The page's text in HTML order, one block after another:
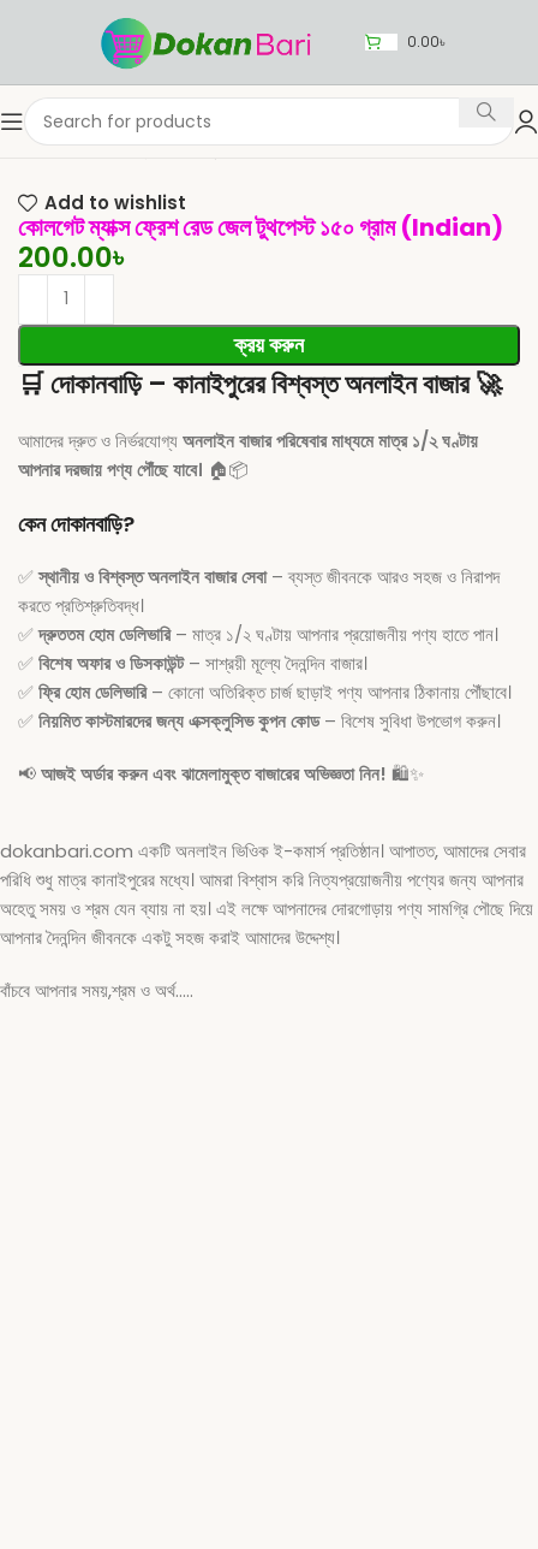
0.00৳
Home শরীলের যন্ত্র দাঁতের যত্ন
Add to wishlist
কোলগেট ম্যাক্স ফ্রেশ রেড জেল টুথপেস্ট ১৫০ গ্রাম (Indian)
200.00৳
ক্রয় করুন
🛒দোকানবাড়ি – কানাইপুরের বিশ্বস্ত অনলাইন বাজার🚀
আমাদের দ্রুত ও নির্ভরযোগ্যঅনলাইন বাজার পরিষেবার মাধ্যমে মাত্র ১/২ ঘণ্টায়
আপনার দরজায় পণ্য পৌঁছে যাবে। 🏠📦
কেন দোকানবাড়ি?
✅স্থানীয় ও বিশ্বস্ত অনলাইন বাজার সেবা– ব্যস্ত জীবনকে আরও সহজ ও নিরাপদ
করতে প্রতিশ্রুতিবদ্ধ।
✅দ্রুততম হোম ডেলিভারি– মাত্র ১/২ ঘণ্টায় আপনার প্রয়োজনীয় পণ্য হাতে পান।
✅ বিশেষ অফার ও ডিসকাউন্ট– সাশ্রয়ী মূল্যে দৈনন্দিন বাজার।
✅ ফ্রি হোম ডেলিভারি– কোনো অতিরিক্ত চার্জ ছাড়াই পণ্য আপনার ঠিকানায় পৌঁছাবে।
✅ নিয়মিত কাস্টমারদের জন্য এক্সক্লুসিভ কুপন কোড– বিশেষ সুবিধা উপভোগ করুন।
📢আজই অর্ডার করুন এবং ঝামেলামুক্ত বাজারের অভিজ্ঞতা নিন! 🛍️✨
dokanbari.com একটি অনলাইন ভিওিক ই-কমার্স প্রতিষ্ঠান। আপাতত, আমাদের সেবার
পরিধি শুধু মাত্র কানাইপুরের মধ্যে। আমরা বিশ্বাস করি নিত্যপ্রয়োজনীয় পণ্যের জন্য আপনার
অহেতু সময় ও শ্রম যেন ব্যায় না হয়। এই লক্ষে আপনাদের দোরগোড়ায় পণ্য সামগ্রি পৌছে দিয়ে
আপনার দৈনন্দিন জীবনকে একটু সহজ করাই আমাদের উদ্দেশ্য।
বাঁচবে আপনার সময়,শ্রম ও অর্থ…..